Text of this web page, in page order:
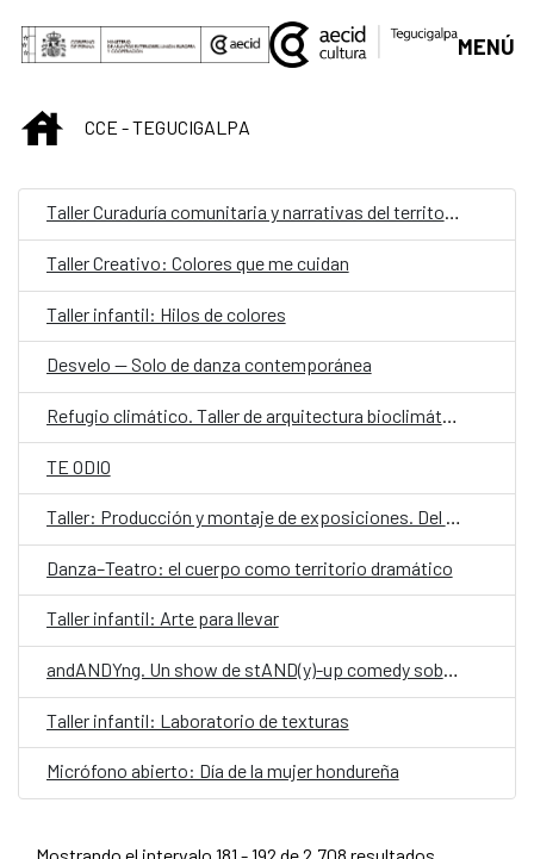
Saltar al contenido principal
MENÚ
INICIOCCE - TEGUCIGALPA
Taller Curaduría comunitaria y narrativas del territorio
Taller Creativo: Colores que me cuidan
Taller infantil: Hilos de colores
Desvelo — Solo de danza contemporánea
Refugio climático. Taller de arquitectura bioclimática y proyecto aplicado
TE ODIO
Taller: Producción y montaje de exposiciones. Del concepto a la realidad
Danza–Teatro: el cuerpo como territorio dramático
Taller infantil: Arte para llevar
andANDYng. Un show de stAND(y)-up comedy sobre vivir, morir y llegar a los treinta.
Taller infantil: Laboratorio de texturas
Micrófono abierto: Día de la mujer hondureña